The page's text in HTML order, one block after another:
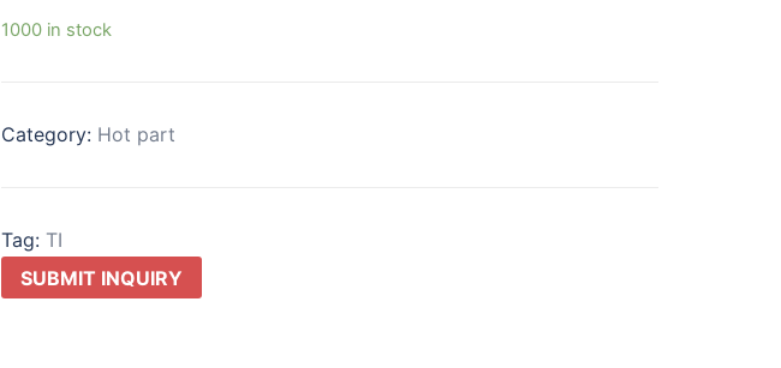
1000 in stock
Category: Hot part
Tag: TI
SUBMIT INQUIRY